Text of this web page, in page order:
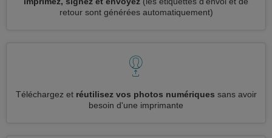
retour sont générées automatiquement)
Téléchargez et réutilisez vos photos numériques sans avoir
besoin d'une imprimante